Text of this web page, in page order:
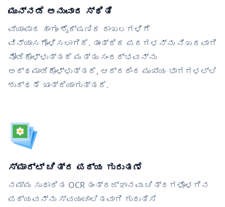
ಮುನ್ನಡೆ ಅನುವಾದ ಸ್ಥಿತಿ
ವ್ಯಾಪಾರ ಹಾಗೂ ಶೈಕ್ಷಣಿಕ ದಾಖಲಗಳಿಗೆ
ವಿನ್ಯಾಸಗೊಳಿಸಲಾಗಿದೆ. ತಾಂತ್ರಿಕ ಪದಗಳನ್ನು ನಿಖರವಾಗಿ
ನೋಡಿಕೊಳ್ಳುತ್ತದೆ ಮತ್ತು ಸಂದರ್ಭವನ್ನು
ಅರ್ಥಮಾಡಿಕೊಳ್ಳುತ್ತದೆ, ಆದ್ದರಿಂದ ಮುಖ್ಯ ಭಾಗಗಳಲ್ಲಿ
ಶುದ್ಧತೆ ಖಾತ್ರಿಯಾಗುತ್ತದೆ.
ಸ್ಮಾರ್ಟ್ ಚಿತ್ರ ಪಠ್ಯ ಗುರುತಣೆ
ನಮ್ಮ ಸುಧಾರಿತ OCR ತಂತ್ರಜ್ಞಾನವು ಚಿತ್ರಗಳೊಳಗಿನ
ಪಠ್ಯವನ್ನು ಸ್ವಯಂಚಾಲಿತವಾಗಿ ಗುರುತಿಸಿ